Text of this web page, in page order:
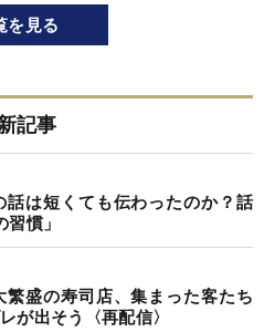
を見る
記事
は短くても伝わったのか？話
慣」
繁盛の寿司店、集まった客たち
が出そう〈再配信〉